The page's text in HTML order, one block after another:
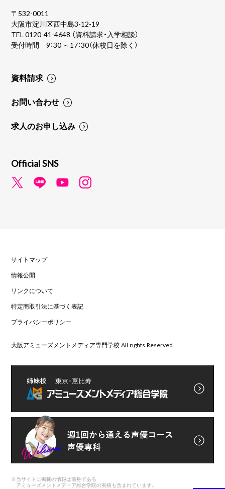
〒532-0011
大阪市淀川区西中島3-12-19
TEL0120-41-4648 （資料請求・入学相談）
受付時間 9：30 ～17：30（休校日を除く）
資料請求
お問い合わせ
求人のお申し込み
Official SNS
サイトマップ
情報公開
リンクについて
特定商取引法に基づく表記
プライバシーポリシー
大阪アミューズメントメディア専門学校 All rights Reserved.
※当サイトに掲載の情報は前身である
アミューズメントメディア総合学院の実績も含まれています。